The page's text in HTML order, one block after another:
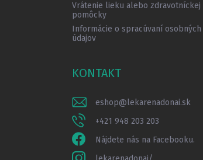
Vrátenie lieku alebo zdravotníckej
pomôcky
Informácie o spracúvaní osobných
údajov
KONTAKT
eshop@lekarenadonai.sk
+421 948 203 203
Nájdete nás na Facebooku.